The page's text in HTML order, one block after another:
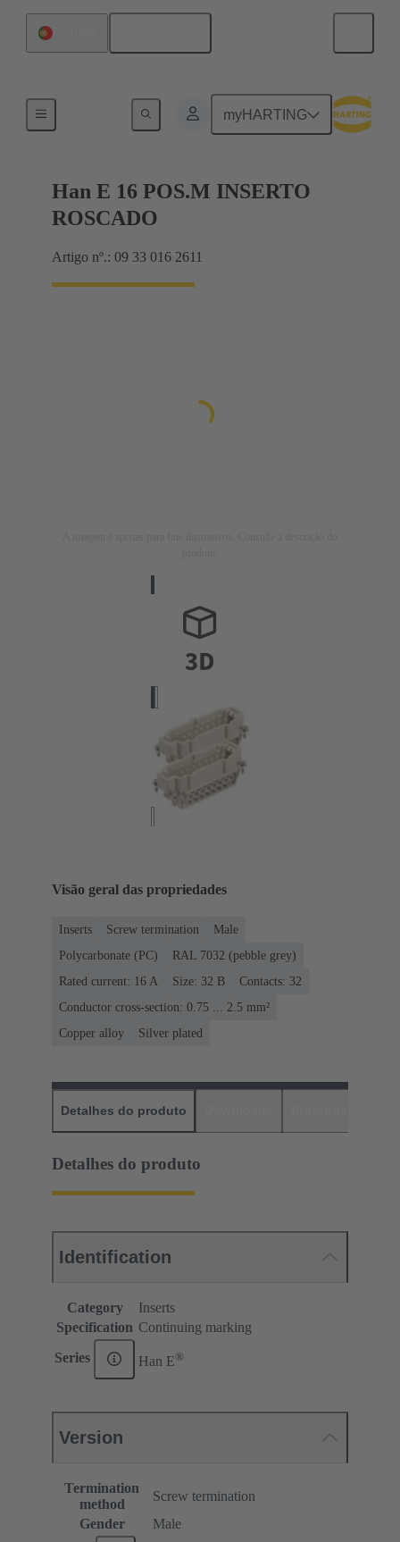
myHARTING
Currents up to 16 A
Han E 16 POS.M INSERTO
ROSCADO
Artigo nº.: 09 33 016 2611
Visão geral das propriedades
Inserts Screw termination
Male
Polycarbonate (PC)
RAL 7032 (pebble grey)
Rated current: ‌16 A
Size: 32 B
Contacts: 32
Conductor cross-section: 0.75 ... 2.5 mm²
Copper alloy
Silver plated
Detalhes do produto
Detalhes do produto
Identification
Category
Inserts
Specification Continuing marking
Series Han E®
Version
Termination
method
Screw termination
Gender
Male